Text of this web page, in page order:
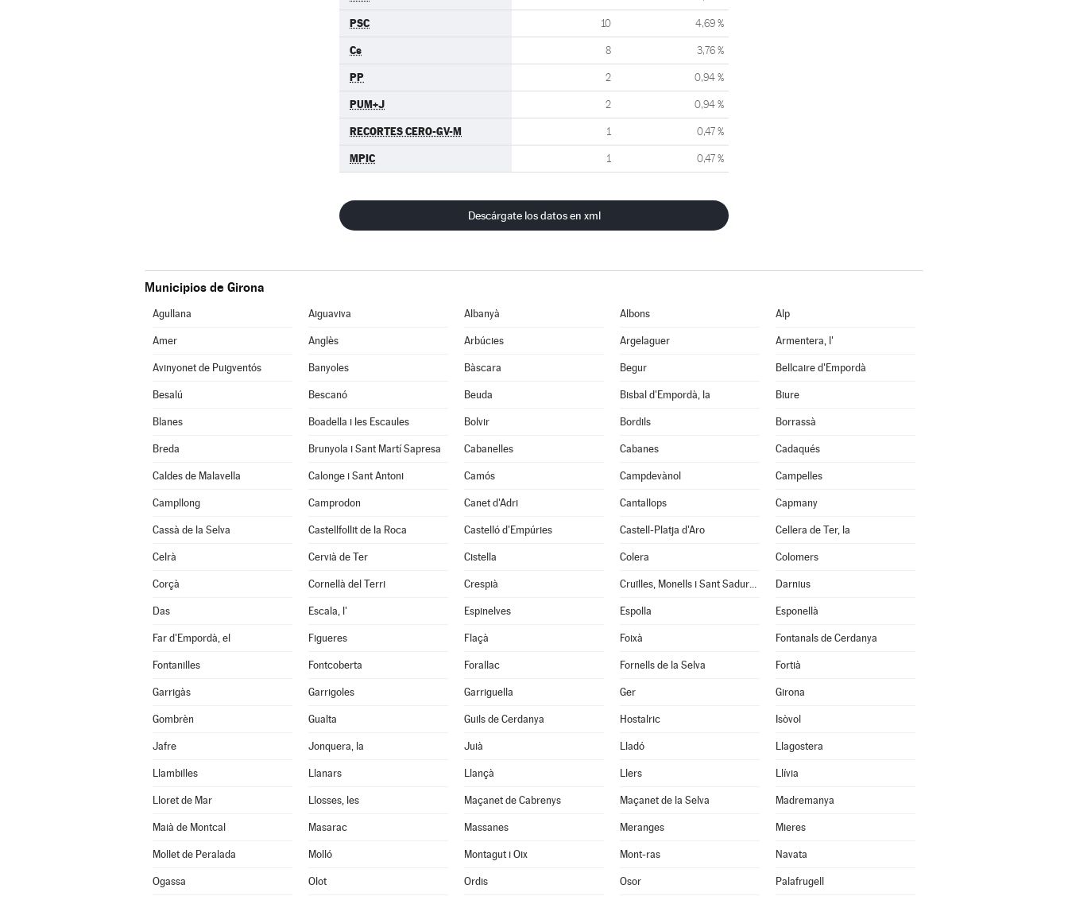
PSC 10 4,69 %
Cs 8 3,76 %
PP 2 0,94 %
PUM+J 2 0,94 %
RECORTES CERO-GV-M 1 0,47 %
MPIC 1 0,47 %
Descárgate los datos en xml
Municipios de Girona
Agullana Aiguaviva Albanyà Albons Alp
Amer Anglès Arbúcies Argelaguer Armentera, l'
Avinyonet de Puigventós Banyoles Bàscara Begur Bellcaire d'Empordà
Besalú Bescanó Beuda Bisbal d'Empordà, la Biure
Blanes Boadella i les Escaules Bolvir Bordils Borrassà
Breda Brunyola i Sant Martí Sapresa Cabanelles Cabanes Cadaqués
Caldes de Malavella Calonge i Sant Antoni Camós Campdevànol Campelles
Campllong Camprodon Canet d'Adri Cantallops Capmany
Cassà de la Selva Castellfollit de la Roca Castelló d'Empúries Castell-Platja d'Aro Cellera de Ter, la
Celrà Cervià de Ter Cistella Colera Colomers
Corçà Cornellà del Terri Crespià Cruïlles, Monells i Sant Sadurní de l'Heura Darnius
Das Escala, l' Espinelves Espolla Esponellà
Far d'Empordà, el Figueres Flaçà Foixà Fontanals de Cerdanya
Fontanilles Fontcoberta Forallac Fornells de la Selva Fortià
Garrigàs Garrigoles Garriguella Ger Girona
Gombrèn Gualta Guils de Cerdanya Hostalric Isòvol
Jafre Jonquera, la Juià Lladó Llagostera
Llambilles Llanars Llançà Llers Llívia
Lloret de Mar Llosses, les Maçanet de Cabrenys Maçanet de la Selva Madremanya
Maià de Montcal Masarac Massanes Meranges Mieres
Mollet de Peralada Molló Montagut i Oix Mont-ras Navata
Ogassa Olot Ordis Osor Palafrugell